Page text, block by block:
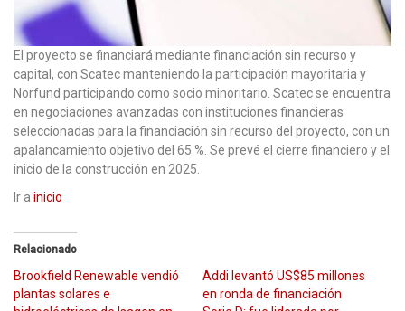
El proyecto se financiará mediante financiación sin recurso y
capital, con Scatec manteniendo la participación mayoritaria y
Norfund participando como socio minoritario. Scatec se encuentra
en negociaciones avanzadas con instituciones financieras
seleccionadas para la financiación sin recurso del proyecto, con un
apalancamiento objetivo del 65 %. Se prevé el cierre financiero y el
inicio de la construcción en 2025.
Ir a inicio
Relacionado
Brookfield Renewable vendió
plantas solares e
Addi levantó US$85 millones
en ronda de financiación